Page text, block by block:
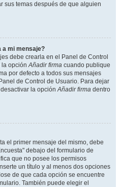
sus temas después de que alguien
a mi mensaje?
debe crearla en el Panel de Control
la opciónAñadir firma cuando publique
por defecto a todos sus mensajes
de Control de Usuario. Para dejar
la opciónAñadir firma dentro
el primer mensaje del mismo, debe
debajo del formulario de
que no posee los permisos
un título y al menos dos opciones
de que cada opción se encuentre
También puede elegir el